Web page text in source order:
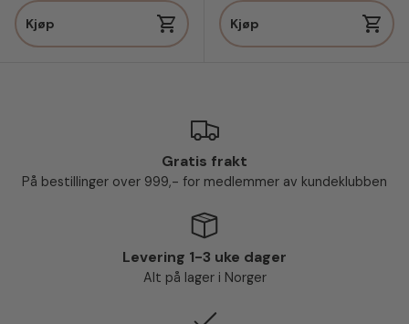
Kjøp Kjøp
Gratis frakt
På bestillinger over 999,- for medlemmer av kundeklubben
Levering 1-3 uke dager
Alt på lager i Norger